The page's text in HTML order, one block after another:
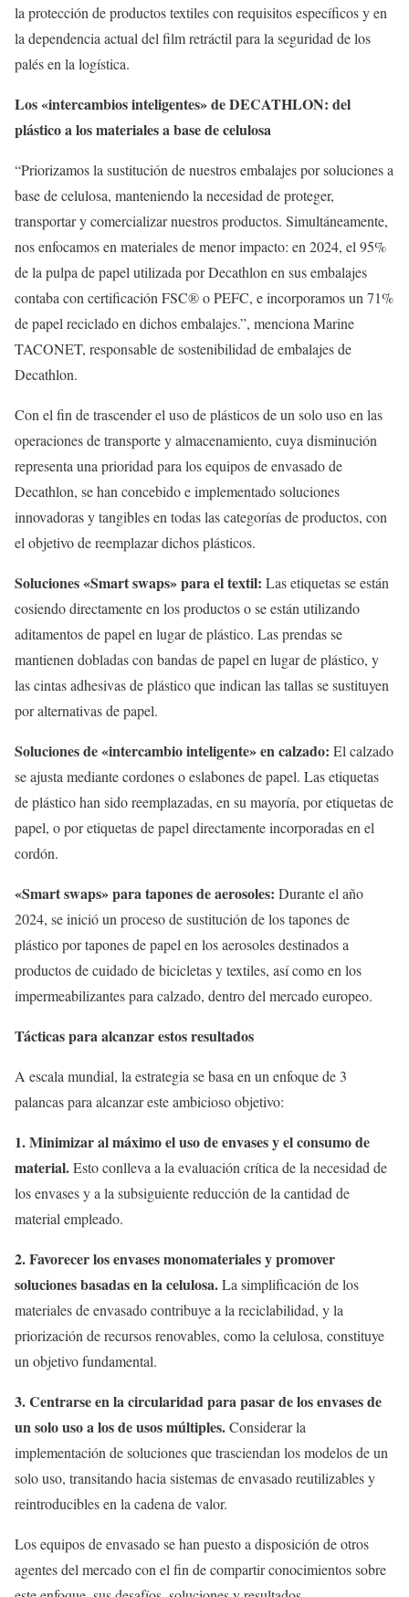
la protección de productos textiles con requisitos específicos y en
la dependencia actual del film retráctil para la seguridad de los
palés en la logística.
Los «intercambios inteligentes» de DECATHLON: del
plástico a los materiales a base de celulosa
“Priorizamos la sustitución de nuestros embalajes por soluciones a
base de celulosa, manteniendo la necesidad de proteger,
transportar y comercializar nuestros productos. Simultáneamente,
nos enfocamos en materiales de menor impacto: en 2024, el 95%
de la pulpa de papel utilizada por Decathlon en sus embalajes
contaba con certificación FSC® o PEFC, e incorporamos un 71%
de papel reciclado en dichos embalajes.”, menciona Marine
TACONET, responsable de sostenibilidad de embalajes de
Decathlon.
Con el fin de trascender el uso de plásticos de un solo uso en las
operaciones de transporte y almacenamiento, cuya disminución
representa una prioridad para los equipos de envasado de
Decathlon, se han concebido e implementado soluciones
innovadoras y tangibles en todas las categorías de productos, con
el objetivo de reemplazar dichos plásticos.
Soluciones «Smart swaps» para el textil: Las etiquetas se están
cosiendo directamente en los productos o se están utilizando
aditamentos de papel en lugar de plástico. Las prendas se
mantienen dobladas con bandas de papel en lugar de plástico, y
las cintas adhesivas de plástico que indican las tallas se sustituyen
por alternativas de papel.
Soluciones de «intercambio inteligente» en calzado: El calzado
se ajusta mediante cordones o eslabones de papel. Las etiquetas
de plástico han sido reemplazadas, en su mayoría, por etiquetas de
papel, o por etiquetas de papel directamente incorporadas en el
cordón.
«Smart swaps» para tapones de aerosoles: Durante el año
2024, se inició un proceso de sustitución de los tapones de
plástico por tapones de papel en los aerosoles destinados a
productos de cuidado de bicicletas y textiles, así como en los
impermeabilizantes para calzado, dentro del mercado europeo.
Tácticas para alcanzar estos resultados
A escala mundial, la estrategia se basa en un enfoque de 3
palancas para alcanzar este ambicioso objetivo:
1.Minimizar al máximo el uso de envases y el consumo de
material.Esto conlleva a la evaluación crítica de la necesidad de
los envases y a la subsiguiente reducción de la cantidad de
material empleado.
2. Favorecer los envases monomateriales y promover
soluciones basadas en la celulosa.La simplificación de los
materiales de envasado contribuye a la reciclabilidad, y la
priorización de recursos renovables, como la celulosa, constituye
un objetivo fundamental.
3. Centrarse en la circularidad para pasar de los envases de
un solo uso a los de usos múltiples.Considerar la
implementación de soluciones que trasciendan los modelos de un
solo uso, transitando hacia sistemas de envasado reutilizables y
reintroducibles en la cadena de valor.
Los equipos de envasado se han puesto a disposición de otros
agentes del mercado con el fin de compartir conocimientos sobre